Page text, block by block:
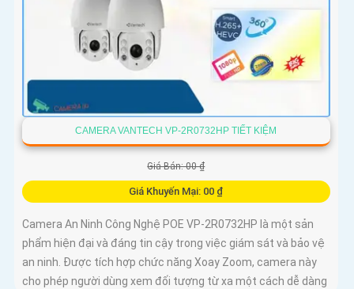
CAMERA VANTECH VP-2R0732HP TIẾT KIỆM
Giá Bán: 00 ₫
Giá Khuyến Mại: 00 ₫
Camera An Ninh Công Nghệ POE VP-2R0732HP là một sản
phẩm hiện đại và đáng tin cậy trong việc giám sát và bảo vệ
an ninh. Được tích hợp chức năng Xoay Zoom, camera này
cho phép người dùng xem đối tượng từ xa một cách dễ dàng